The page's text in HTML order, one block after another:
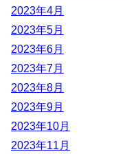
2023年4月
2023年5月
2023年6月
2023年7月
2023年8月
2023年9月
2023年10月
2023年11月